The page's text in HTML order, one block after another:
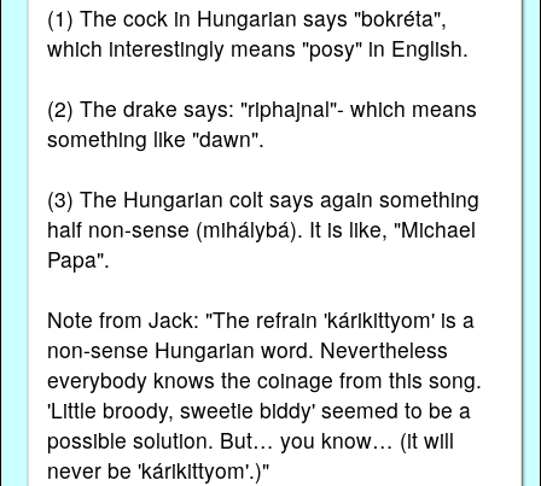
(1) The cock in Hungarian says "bokréta",
which interestingly means "posy" in English.
(2) The drake says: "riphajnal"- which means
something like "dawn".
(3) The Hungarian colt says again something
half non-sense (mihálybá). It is like, "Michael
Papa".
Note from Jack: "The refrain 'kárikittyom' is a
non-sense Hungarian word. Nevertheless
everybody knows the coinage from this song.
'Little broody, sweetie biddy' seemed to be a
possible solution. But… you know… (it will
never be 'kárikittyom'.)"